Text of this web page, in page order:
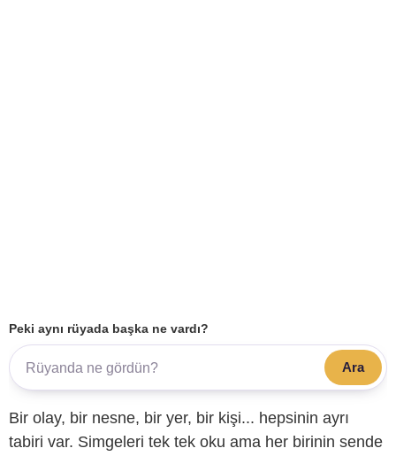
Peki aynı rüyada başka ne vardı?
Ara
Bir olay, bir nesne, bir yer, bir kişi... hepsinin ayrı
tabiri var. Simgeleri tek tek oku ama her birinin sende